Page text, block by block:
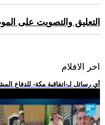
التعليق والتصويت على
اخر الافلام
.. أي رسائل لـ-اتفاقية مكة- للدفاع